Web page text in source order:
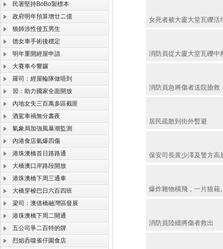
民署堅持BoBo製標本
政府明年預算增廿二億
狼師涉性侵五男生
德女車手術後穩定
明年重開經屋申請
大賽車今響鑼
羅司：經屋輪隊做唔到
習：助力國家全面開放
內地女失三百萬多區截匪
酒駕車禍無分晝夜
氣象局加強風暴潮監測
內港食店氣爆四傷
港珠澳橋首日路路通
大橋澳口岸路段開放
港珠澳橋下周三通車
大橋穿梭巴日六百四班
梁司：澳借橋融灣區發展
港珠澳橋下周二開通
五公司爭二百特的牌
烈焰呑噬雀仔園食店
女死者被大廈大堂瓦礫活
消防員從大廈大堂瓦礫中
消防員急將傷者送院搶救
居民疏散到街外暫避
保安司長黃少澤及警方高
爆炸雜物橫飛，一片狼藉
消防員陸續將傷者救出